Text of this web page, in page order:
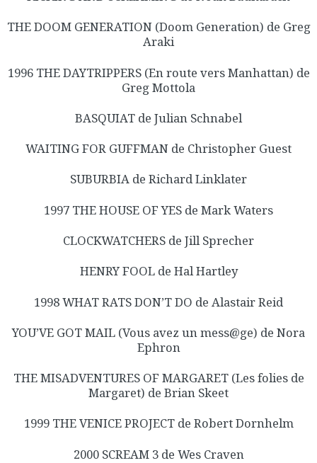
THE DOOM GENERATION (Doom Generation) de Greg
Araki
1996 THE DAYTRIPPERS (En route vers Manhattan) de
Greg Mottola
BASQUIAT de Julian Schnabel
WAITING FOR GUFFMAN de Christopher Guest
SUBURBIA de Richard Linklater
1997 THE HOUSE OF YES de Mark Waters
CLOCKWATCHERS de Jill Sprecher
HENRY FOOL de Hal Hartley
1998 WHAT RATS DON’T DO de Alastair Reid
YOU’VE GOT MAIL (Vous avez un mess@ge) de Nora
Ephron
THE MISADVENTURES OF MARGARET (Les folies de
Margaret) de Brian Skeet
1999 THE VENICE PROJECT de Robert Dornhelm
2000 SCREAM 3 de Wes Craven